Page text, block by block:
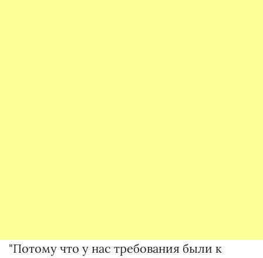
"Потому что у нас требования были к